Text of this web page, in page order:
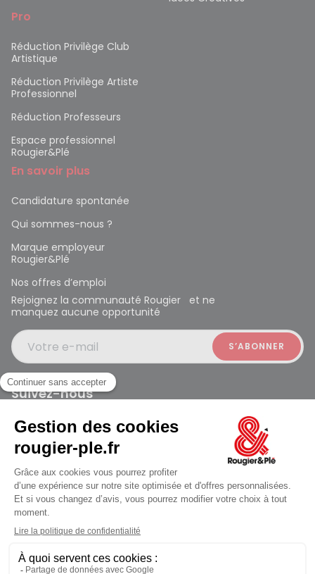
jusqu'au Lundi à 10:00
Pro
Réduction Privilège Club
Artistique
Réduction Privilège Artiste
Professionnel
Réduction Professeurs
Espace professionnel
Rougier&Plé
En savoir plus
Candidature spontanée
Qui sommes-nous ?
Marque employeur
Rougier&Plé
Nos offres d’emploi
Rejoignez la communauté Rougier et ne
manquez aucune opportunité
Votre e-mail
Suivez-nous
Rougier et Plé 2024 Copyright
Mentions légales
Conditions générales des ventes